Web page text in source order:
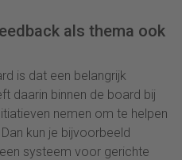
als thema ook
is dat een belangrijk
daarin binnen de board bij
nemen om te helpen
kun je bijvoorbeeld
systeem voor gerichte